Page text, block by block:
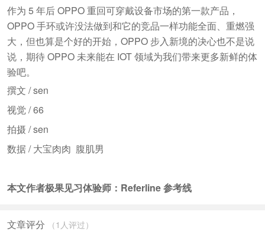
作为 5 年后 OPPO 重回可穿戴设备市场的第一款产品，
OPPO 手环或许没法做到和它的竞品一样功能全面、重燃强
大，但也算是个好的开始，OPPO 步入新境的决心也不是说
说，期待 OPPO 未来能在 IOT 领域为我们带来更多新鲜的体
验吧。
撰文 / sen
视觉 / 66
拍摄 / sen
数据 / 大宝肉肉 腹肌男
本文作者极果见习体验师：Referline 参考线
文章评分 （1人评过）